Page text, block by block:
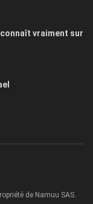
vraiment sur
de Namuu SAS.